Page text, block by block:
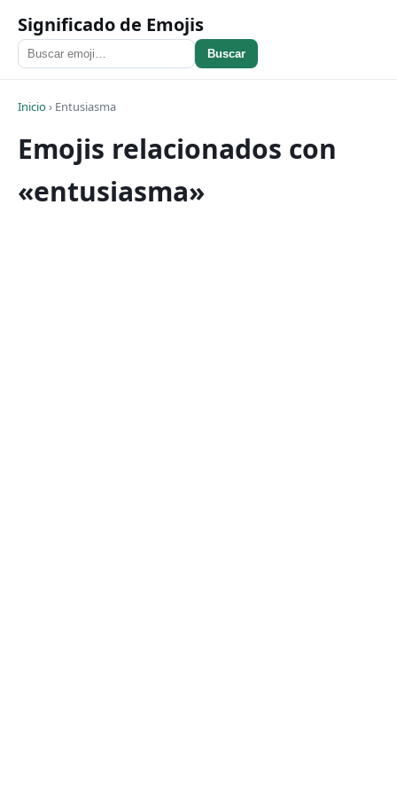
Significado de Emojis
Buscar
Inicio› Entusiasma
Emojis relacionados con
«entusiasma»